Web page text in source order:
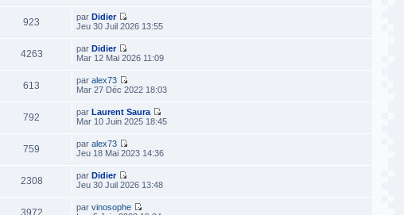
923 parDidier
Jeu 30 Juil 2026 13:55
4263 parDidier
Mar 12 Mai 2026 11:09
613 paralex73
Mar 27 Déc 2022 18:03
792 parLaurent Saura
Mar 10 Juin 2025 18:45
759 paralex73
Jeu 18 Mai 2023 14:36
2308 parDidier
Jeu 30 Juil 2026 13:48
3972 parvinosophe